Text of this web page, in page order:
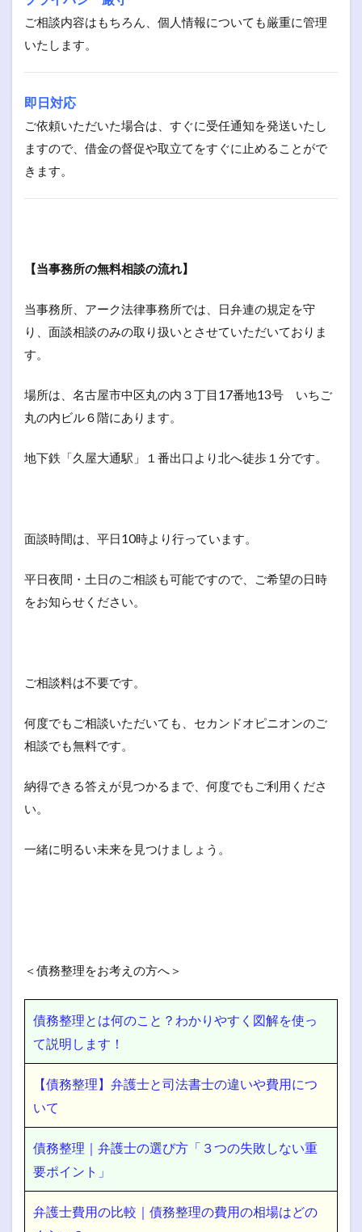
ご相談内容はもちろん、個人情報についても厳重に管理
いたします。
即日対応
ご依頼いただいた場合は、すぐに受任通知を発送いたし
ますので、借金の督促や取立てをすぐに止めることがで
きます。
【当事務所の無料相談の流れ】
当事務所、アーク法律事務所では、日弁連の規定を守
り、面談相談のみの取り扱いとさせていただいておりま
す。
場所は、名古屋市中区丸の内３丁目17番地13号 いちご
丸の内ビル６階にあります。
地下鉄「久屋大通駅」１番出口より北へ徒歩１分です。
面談時間は、平日10時より行っています。
平日夜間・土日のご相談も可能ですので、ご希望の日時
をお知らせください。
ご相談料は不要です。
何度でもご相談いただいても、セカンドオピニオンのご
相談でも無料です。
納得できる答えが見つかるまで、何度でもご利用くださ
い。
一緒に明るい未来を見つけましょう。
＜債務整理をお考えの方へ＞
債務整理とは何のこと？わかりやすく図解を使っ
て説明します！
【債務整理】弁護士と司法書士の違いや費用につ
いて
債務整理｜弁護士の選び方「３つの失敗しない重
要ポイント」
弁護士費用の比較｜債務整理の費用の相場はどの